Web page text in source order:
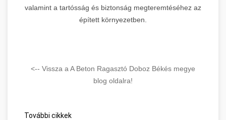
valamint a tartósság és biztonság megteremtéséhez az
épített környezetben.
<-- Vissza a A Beton Ragasztó Doboz Békés megye
blog oldalra!
További cikkek